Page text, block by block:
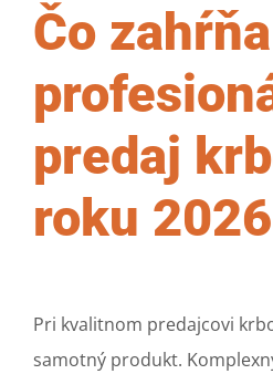
Čo zahŕňa
predaj
roku 2026
Pri kvalitnom predajcovi
samotný produkt.